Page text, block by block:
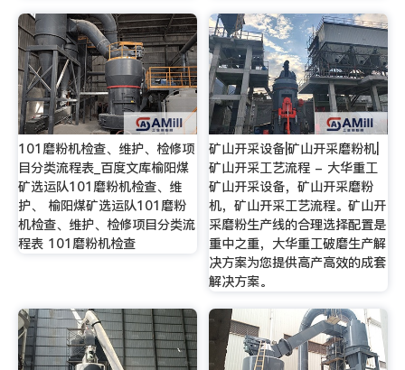
101磨粉机检查、维护、检修项
目分类流程表_百度文库榆阳煤
矿选运队101磨粉机检查、维
护、 榆阳煤矿选运队101磨粉
机检查、维护、检修项目分类流
程表 101磨粉机检查
矿山开采设备|矿山开采磨粉机|
矿山开采工艺流程 - 大华重工
矿山开采设备，矿山开采磨粉
机，矿山开采工艺流程。矿山开
采磨粉生产线的合理选择配置是
重中之重，大华重工破磨生产解
决方案为您提供高产高效的成套
解决方案。